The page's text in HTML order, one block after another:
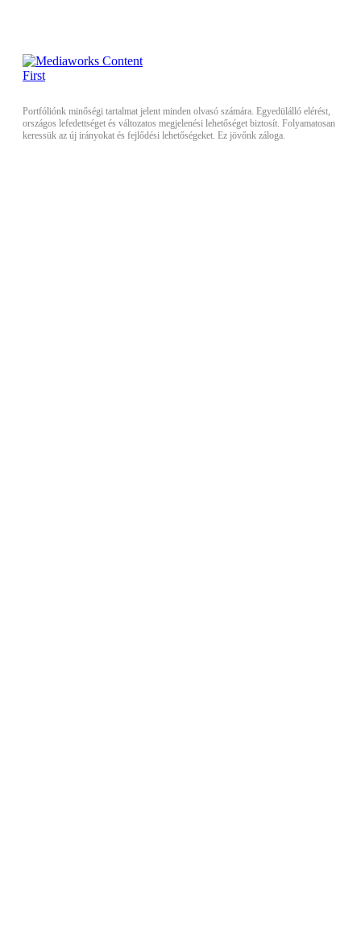
Portfóliónk minőségi tartalmat jelent minden olvasó számára. Egyedülálló elérést,
országos lefedettséget és változatos megjelenési lehetőséget biztosít. Folyamatosan
keressük az új irányokat és fejlődési lehetőségeket. Ez jövőnk záloga.